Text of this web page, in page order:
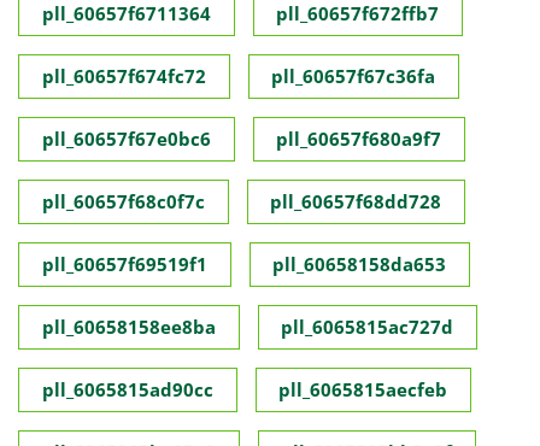
pll_60657f6711364 pll_60657f672ffb7
pll_60657f674fc72 pll_60657f67c36fa
pll_60657f67e0bc6 pll_60657f680a9f7
pll_60657f68c0f7c pll_60657f68dd728
pll_60657f69519f1 pll_60658158da653
pll_60658158ee8ba pll_6065815ac727d
pll_6065815ad90cc pll_6065815aecfeb